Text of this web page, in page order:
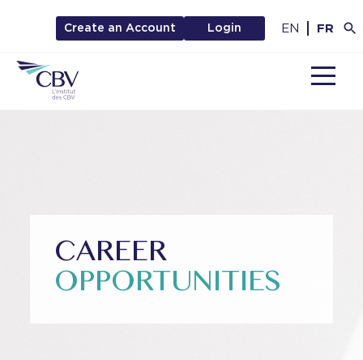
Create an Account Login EN FR
CAREER
OPPORTUNITIES